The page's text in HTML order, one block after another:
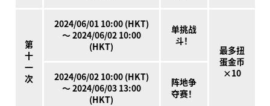
第
十
一
次
2024/06/01 10:00 (HKT)
～ 2024/06/02 10:00
(HKT)
单挑战
斗！
最多扭
蛋金币
×10
2024/06/02 10:00 (HKT)
～ 2024/06/03 13:00
(HKT)
阵地争
夺赛！